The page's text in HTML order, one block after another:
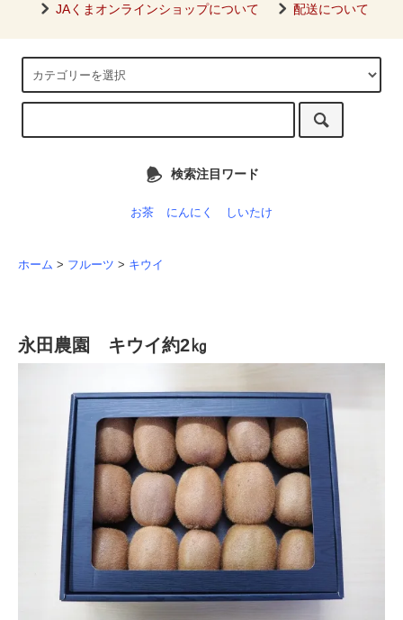
JAくまオンラインショップについて 配送について
検索注目ワード
お茶 にんにく しいたけ
ホーム > フルーツ > キウイ
永田農園 キウイ約2㎏